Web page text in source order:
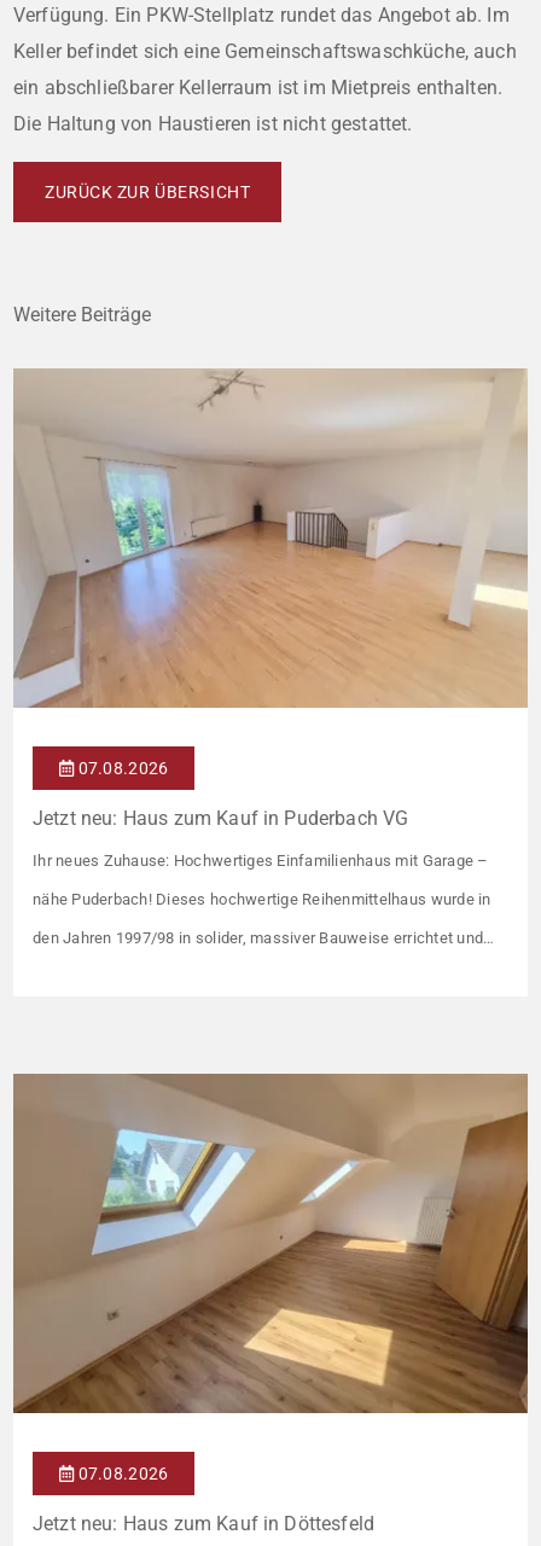
Verfügung. Ein PKW-Stellplatz rundet das Angebot ab. Im
Keller befindet sich eine Gemeinschaftswaschküche, auch
ein abschließbarer Kellerraum ist im Mietpreis enthalten.
Die Haltung von Haustieren ist nicht gestattet.
ZURÜCK ZUR ÜBERSICHT
Weitere Beiträge
07.08.2026
Jetzt neu: Haus zum Kauf in Puderbach VG
Ihr neues Zuhause: Hochwertiges Einfamilienhaus mit Garage –
nähe Puderbach! Dieses hochwertige Reihenmittelhaus wurde in
den Jahren 1997/98 in solider, massiver Bauweise errichtet und
Grundstück (keine eigene Grünfläche, aber Terrasse). […]
07.08.2026
Jetzt neu: Haus zum Kauf in Döttesfeld